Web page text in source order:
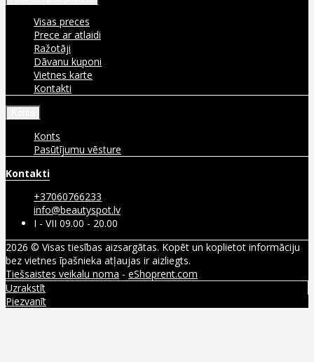
Visas preces
Prece ar atlaidi
Ražotāji
Dāvanu kuponi
Vietnes karte
Kontakti
Konts
Pasūtījumu vēsture
Kontakti
+37060766233
info@beautyspot.lv
I - VII 09.00 - 20.00
2026 © Visas tiesības aizsargātas. Kopēt un koplietot informāciju
bez vietnes īpašnieka atļaujas ir aizliegts.
Tiešsaistes veikalu noma - eShoprent.com
Uzrakstīt
Piezvanīt